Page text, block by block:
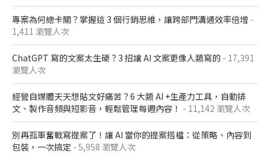
專案為何總卡關？掌握這 3 個行銷思維，讓跨部門溝通效率倍增 -
1,411 瀏覽人次
ChatGPT 寫的文案太生硬？3 招讓 AI 文案更像人類寫的 - 17,391
瀏覽人次
經營自媒體天天想貼文好痛苦？6 大類 AI +生產力工具，自動排
文、製作音頻與短影音，輕鬆管理每週內容！ - 11,142 瀏覽人次
別再孤軍奮戰寫提案了！讓 AI 當你的提案搭檔：從策略、內容到
包裝，一次搞定 - 5,958 瀏覽人次